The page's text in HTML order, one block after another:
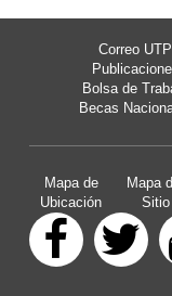
Correo UTP
Bolsa de
Becas
Mapa de
Ubicación
Mapa
Sitio